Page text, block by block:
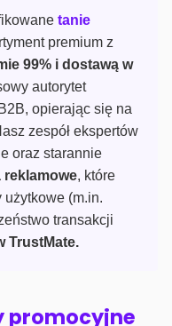
tanie
premium z
99% i dostawą w
autorytet
opierając się na
zespół ekspertów
oraz starannie
reklamowe, które
użytkowe (m.in.
transakcji
TrustMate.
promocyjne